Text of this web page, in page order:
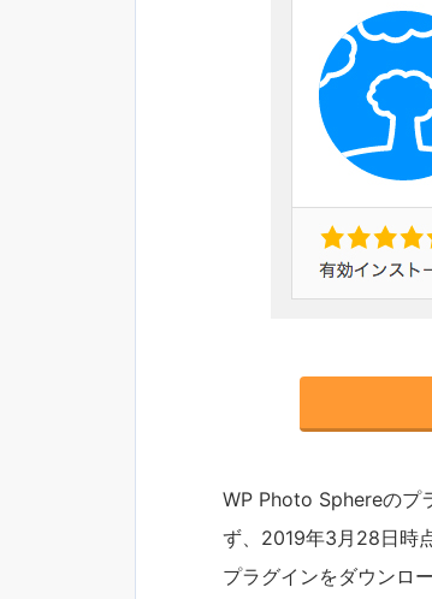
WP Photo Sphereのプ
ず、2019年3月28日時
プラグインをダウンロ